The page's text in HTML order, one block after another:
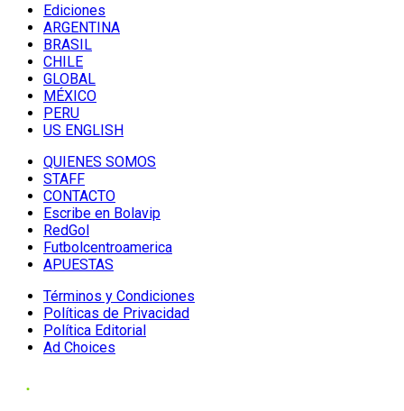
Ediciones
ARGENTINA
BRASIL
CHILE
GLOBAL
MÉXICO
PERU
US ENGLISH
QUIENES SOMOS
STAFF
CONTACTO
Escribe en Bolavip
RedGol
Futbolcentroamerica
APUESTAS
Términos y Condiciones
Políticas de Privacidad
Política Editorial
Ad Choices